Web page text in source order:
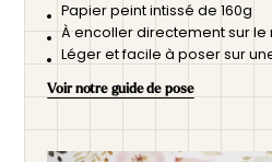
Papier peint intissé de 160g
À encoller directement sur le
Léger et facile à poser sur
Voir notre guide de pose